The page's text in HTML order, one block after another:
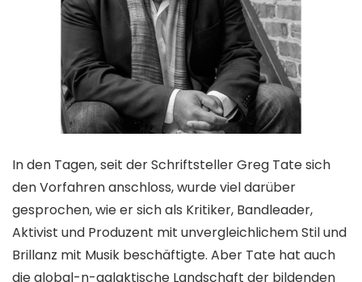
In den Tagen, seit der Schriftsteller Greg Tate sich
den Vorfahren anschloss, wurde viel darüber
gesprochen, wie er sich als Kritiker, Bandleader,
Aktivist und Produzent mit unvergleichlichem Stil und
Brillanz mit Musik beschäftigte. Aber Tate hat auch
die global-n-galaktische Landschaft der bildenden